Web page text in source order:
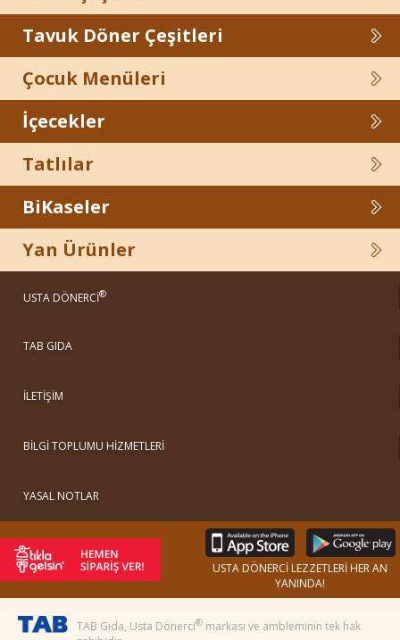
Tavuk Döner Çeşitleri
Çocuk Menüleri
İçecekler
Tatlılar
BiKaseler
Yan Ürünler
USTA DÖNERCİ®
TAB GIDA
İLETİŞİM
BİLGİ TOPLUMU HİZMETLERİ
YASAL NOTLAR
USTA DÖNERCİ LEZZETLERİ HER AN
YANINDA!
TAB Gıda, Usta Dönerci® markası ve ambleminin tek hak